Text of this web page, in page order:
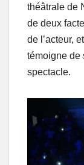
théâtrale de
de deux
de l’acteur,
témoigne de
spectacle.